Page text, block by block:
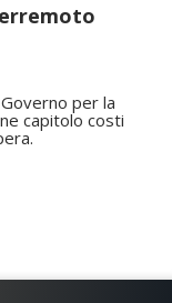
per la
capitolo costi